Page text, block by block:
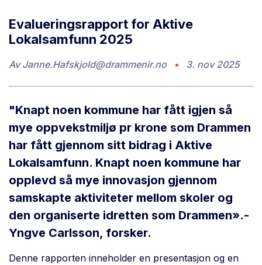
Evalueringsrapport for Aktive
Lokalsamfunn 2025
AvJanne.Hafskjold@drammenir.no • 3. nov 2025
"Knapt noen kommune har fått igjen så
mye oppvekstmiljø pr krone som Drammen
har fått gjennom sitt bidrag i Aktive
Lokalsamfunn. Knapt noen kommune har
opplevd så mye innovasjon gjennom
samskapte aktiviteter mellom skoler og
den organiserte idretten som Drammen».-
Yngve Carlsson, forsker.
Denne rapporten inneholder en presentasjon og en